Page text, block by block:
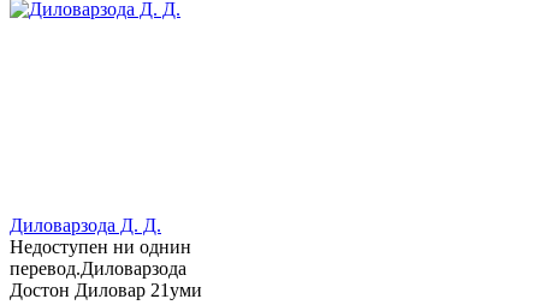
Диловарзода Д. Д.
Недоступен ни однин
перевод.Диловарзода
Достон Диловар 21уми